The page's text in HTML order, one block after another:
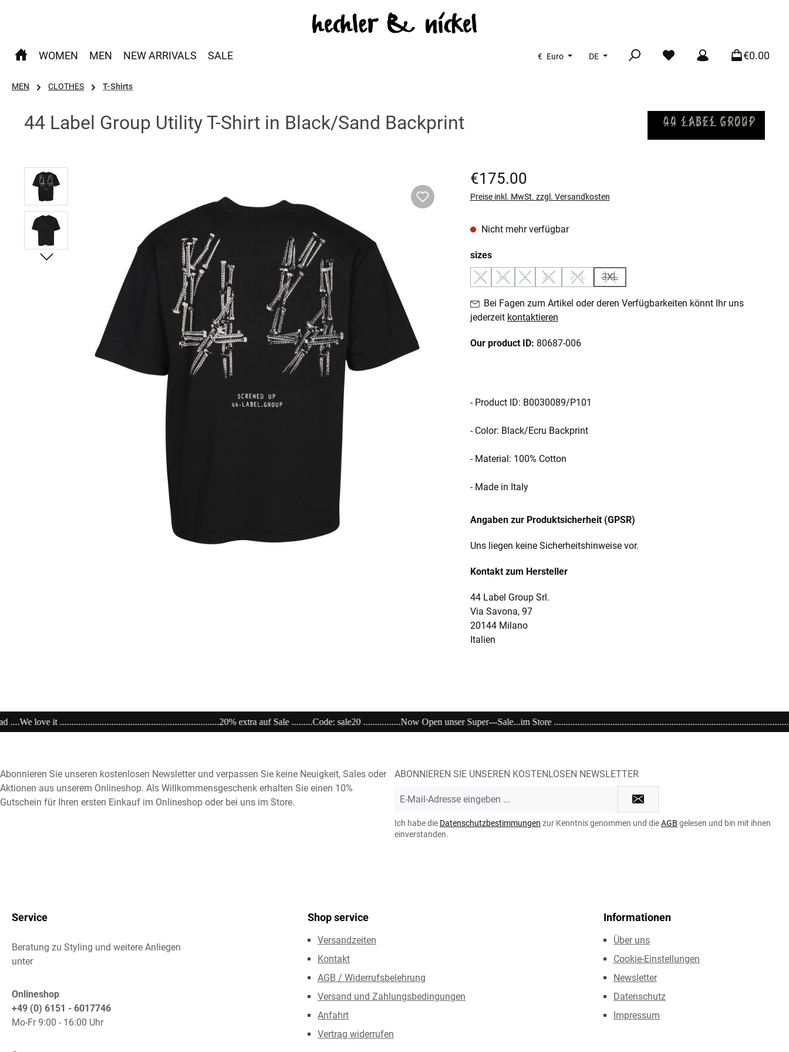
WOMEN MEN NEW ARRIVALS SALE € Euro DE €0.00
MEN CLOTHES T-Shirts
44 Label Group Utility T-Shirt in Black/Sand Backprint
Bildergalerie überspringen Regulärer Preis:
€175.00
Preise inkl. MwSt. zzgl. Versandkosten
Nicht mehr verfügbar
sizesauswählen
S
(Diese Option ist zurzeit nicht verfügbar.)
M
(Diese Option ist zurzeit nicht verfügbar.)
L
(Diese Option ist zurzeit nicht verfügbar.)
XL
(Diese Option ist zurzeit nicht verfügbar.)
2XL
(Diese Option ist zurzeit nicht verfügbar.)
3XL
(Diese Option ist zurzeit nicht verfügbar.)
Bei Fagen zum Artikel oder deren Verfügbarkeiten könnt Ihr uns
jederzeit kontaktieren
Our product ID: 80687-006
- Product ID: B0030089/P101
- Color: Black/Ecru Backprint
- Material: 100% Cotton
- Made in Italy
Angaben zur Produktsicherheit (GPSR)
Uns liegen keine Sicherheitshinweise vor.
Kontakt zum Hersteller
44 Label Group Srl.
Via Savona, 97
20144 Milano
Italien
extra auf Sale .........Code: sale20 ................Now Open unser Super---Sale...im Store
Abonnieren Sie unseren kostenlosen Newsletter und verpassen Sie keine Neuigkeit, Sales oder
Aktionen aus unserem Onlineshop. Als Willkommensgeschenk erhalten Sie einen 10%
Gutschein für Ihren ersten Einkauf im Onlineshop oder bei uns im Store.
ABONNIEREN SIE UNSEREN KOSTENLOSEN NEWSLETTER
Mail-
*
Ich habe die Datenschutzbestimmungen zur Kenntnis genommen und dieAGB gelesen und bin mit ihnen
einverstanden.
Service
Beratung zu Styling und weitere Anliegen
unter
Onlineshop
+49 (0) 6151 - 6017746
Mo-Fr 9:00 - 16:00 Uhr
Shop service
Versandzeiten
Kontakt
AGB / Widerrufsbelehrung
Versand und Zahlungsbedingungen
Anfahrt
Vertrag widerrufen
Informationen
Über uns
Cookie-Einstellungen
Newsletter
Datenschutz
Impressum